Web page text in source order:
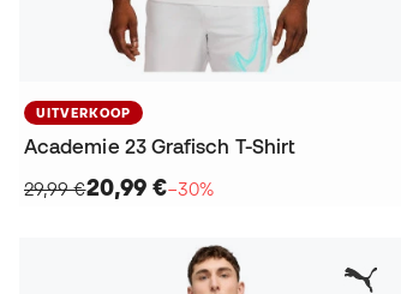
UITVERKOOP
Academie 23 Grafisch T-Shirt
29,99 €20,99 €−30%